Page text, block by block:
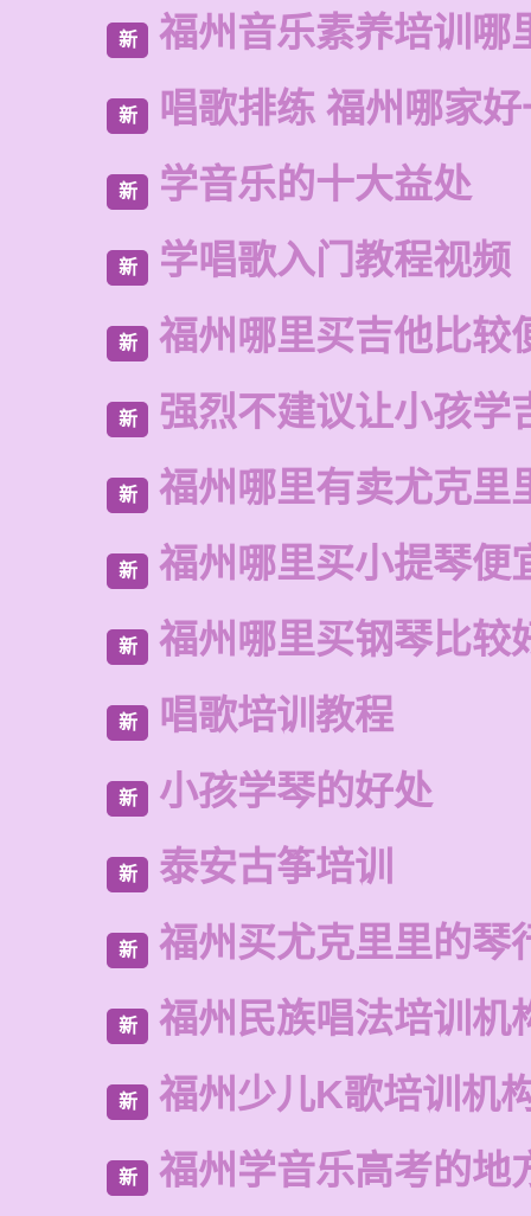
新 福州音乐素养培训哪
新 唱歌排练 福州哪家
新 学音乐的十大益处
新 学唱歌入门教程视频
新 福州哪里买吉他比较
新 强烈不建议让小孩学
新 福州哪里有卖尤克里
新 福州哪里买小提琴便
新 福州哪里买钢琴比较
新 唱歌培训教程
新 小孩学琴的好处
新 泰安古筝培训
新 福州买尤克里里的琴
新 福州民族唱法培训机
新 福州少儿K歌培训机
新 福州学音乐高考的地